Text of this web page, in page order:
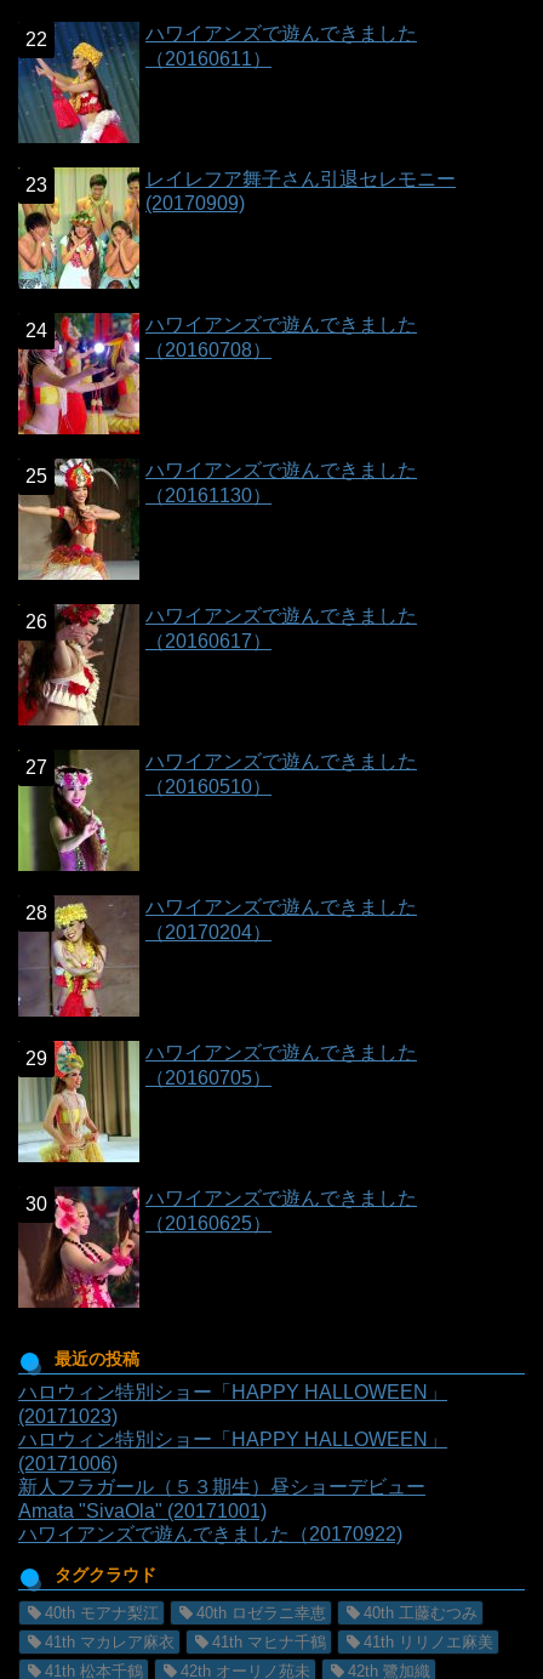
ハワイアンズで遊んできました
（20160611）
レイレフア舞子さん引退セレモニー
(20170909)
ハワイアンズで遊んできました
（20160708）
ハワイアンズで遊んできました
（20161130）
ハワイアンズで遊んできました
（20160617）
ハワイアンズで遊んできました
（20160510）
ハワイアンズで遊んできました
（20170204）
ハワイアンズで遊んできました
（20160705）
ハワイアンズで遊んできました
（20160625）
最近の投稿
ハロウィン特別ショー「HAPPY HALLOWEEN」
(20171023)
ハロウィン特別ショー「HAPPY HALLOWEEN」
(20171006)
新人フラガール（５３期生）昼ショーデビュー
Amata "SivaOla" (20171001)
ハワイアンズで遊んできました（20170922)
タグクラウド
40th モアナ梨江 40th ロゼラニ幸恵
40th 工藤むつみ
41th マカレア麻衣
41th マヒナ千鶴
41th リリノエ麻美
41th 松本千鶴
42th オーリノ苑未
42th 鷺加織